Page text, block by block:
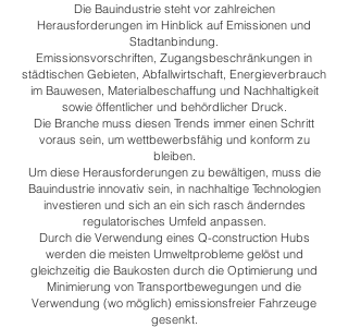
Die Bauindustrie steht vor zahlreichen
Herausforderungen im Hinblick auf Emissionen und
Stadtanbindung.
Emissionsvorschriften, Zugangsbeschränkungen in
städtischen Gebieten, Abfallwirtschaft, Energieverbrauch
im Bauwesen, Materialbeschaffung und Nachhaltigkeit
sowie öffentlicher und behördlicher Druck.
Die Branche muss diesen Trends immer einen Schritt
voraus sein, um wettbewerbsfähig und konform zu
bleiben.
Um diese Herausforderungen zu bewältigen, muss die
Bauindustrie innovativ sein, in nachhaltige Technologien
investieren und sich an ein sich rasch änderndes
regulatorisches Umfeld anpassen.
Durch die Verwendung eines Q-construction Hubs
werden die meisten Umweltprobleme gelöst und
gleichzeitig die Baukosten durch die Optimierung und
Minimierung von Transportbewegungen und die
Verwendung (wo möglich) emissionsfreier Fahrzeuge
gesenkt.